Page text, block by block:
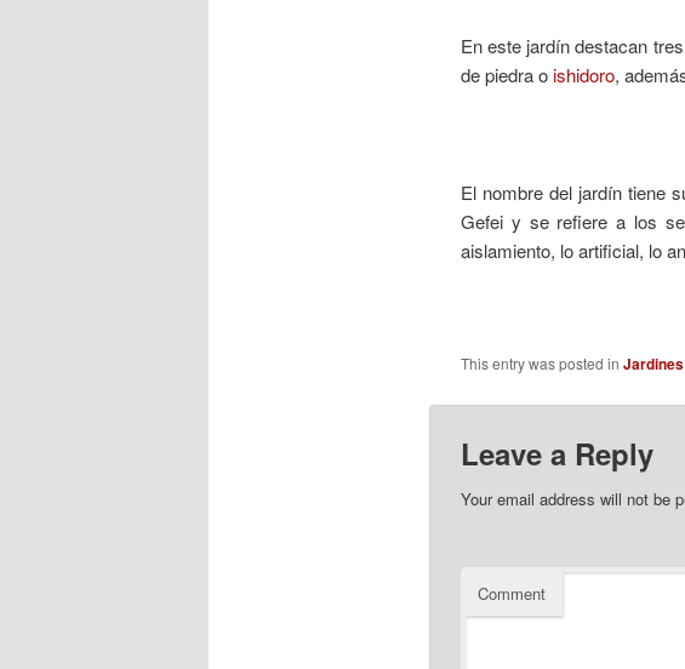
En este jardín destacan
de piedra oishidoro,
El nombre del jardín tiene
Gefei y se refiere a los
aislamiento, lo artificial, lo
This entry was posted in Jardines
Leave a Reply
Your email address will not be
Comment